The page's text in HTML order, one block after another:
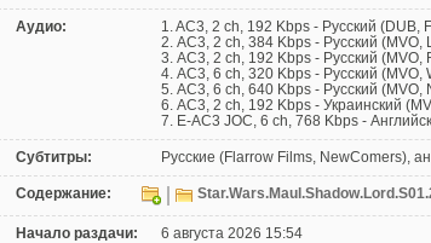
Аудио:
1. AC3, 2 ch, 192 Kbps - Русский (DUB,
2. AC3, 2 ch, 384 Kbps - Русский (MVO,
3. AC3, 2 ch, 192 Kbps - Русский (MVO,
4. AC3, 6 ch, 320 Kbps - Русский (MVO,
5. AC3, 6 ch, 640 Kbps - Русский (MVO,
6. AC3, 2 ch, 192 Kbps - Украинский
7. E-AC3 JOC, 6 ch, 768 Kbps -
Субтитры: Русские (Flarrow Films, NewComers),
Содержание:
Начало раздачи: 6 августа 2026 15:54